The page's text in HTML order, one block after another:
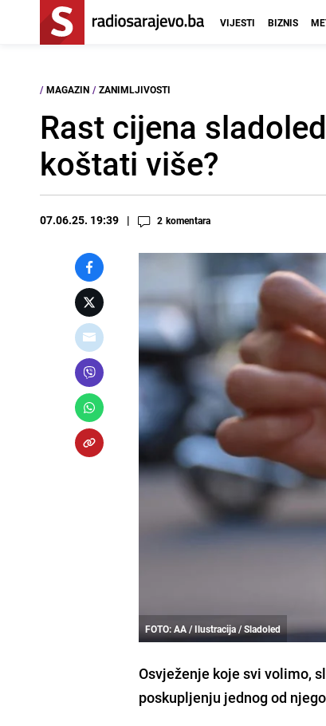
VIJESTI BIZNIS
/ MAGAZIN / ZANIMLJIVOSTI
Rast cijena
koštati više?
07.06.25. 19:39 2 komentara
FOTO: AA / Ilustracija / Sladoled
Osvježenje koje svi volimo,
poskupljenju jednog od